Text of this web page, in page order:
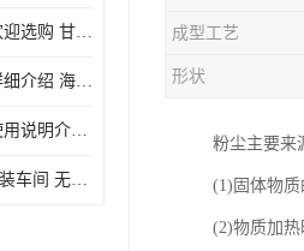
百级洁净手术室 欢迎选购 甘肃百级洁净手术室报价表
百级洁净手术室 详细介绍 海东百级洁净手术室报价单
百级洁净手术室 使用说明介绍 青海百级洁净手术室电话
黄南十万级无菌包装车间 无菌室 使用说明介绍
成型工艺
形状
粉尘主要来
(1)固体物质
(2)物质加